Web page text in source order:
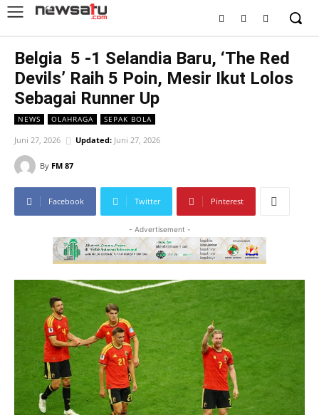
Belgia 5 -1 Selandia Baru, ‘The Red
Devils’ Raih 5 Poin, Mesir Ikut Lolos
Sebagai Runner Up
NEWS OLAHRAGA SEPAK BOLA
Juni 27, 2026 Updated: Juni 27, 2026
By FM 87
Facebook Twitter Pinterest
- Advertisement -